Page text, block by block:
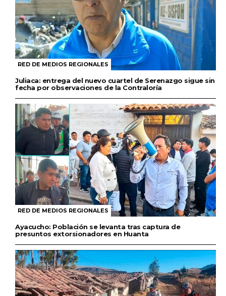
RED DE MEDIOS REGIONALES
Juliaca: entrega del nuevo cuartel de Serenazgo sigue sin
fecha por observaciones de la Contraloría
RED DE MEDIOS REGIONALES
Ayacucho: Población se levanta tras captura de
presuntos extorsionadores en Huanta